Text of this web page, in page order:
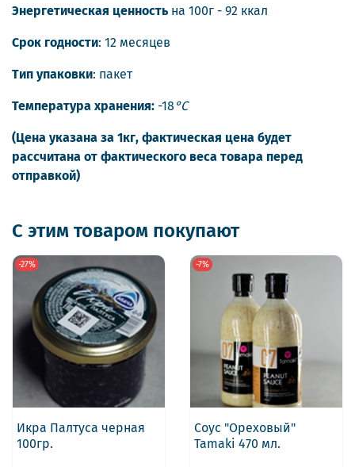
Энергетическая ценность на 100г - 92 ккал
Срок годности: 12 месяцев
Тип упаковки: пакет
Температура хранения: -18 °С
(Цена указана за 1кг, фактическая цена будет
рассчитана от фактического веса товара перед
отправкой)
С этим товаром покупают
-27%
Икра Палтуса черная
100гр.
-7%
Соус "Ореховый"
Tamaki 470 мл.